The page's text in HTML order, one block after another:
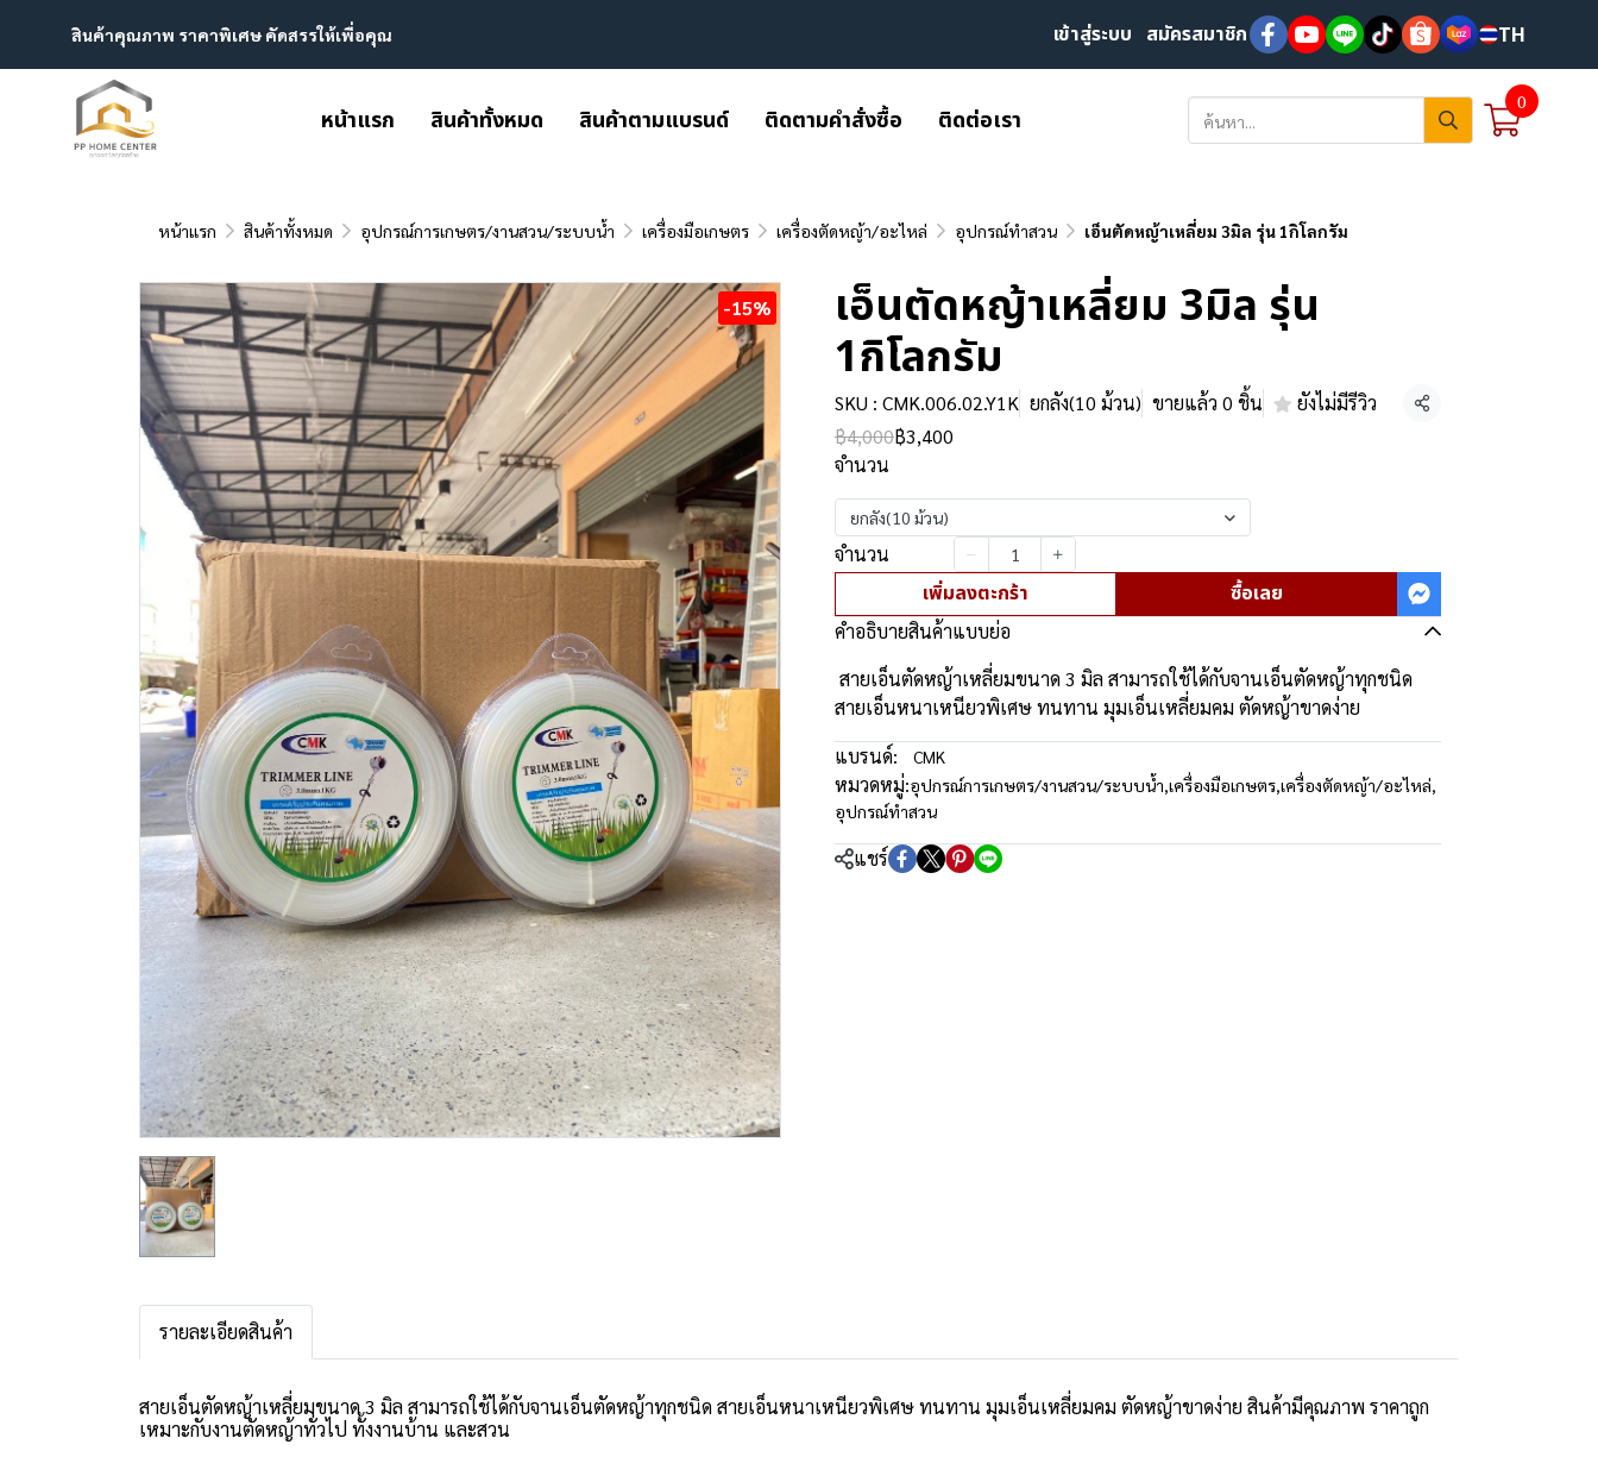
สินค้าคุณภาพ ราคาพิเศษ คัดสรรให้เพื่อคุณ เข้าสู่ระบบ สมัครสมาชิก TH
หน้าแรก สินค้าทั้งหมด สินค้าตามแบรนด์ ติดตามคำสั่งซื้อ ติดต่อเรา
0
หน้าแรก สินค้าทั้งหมด อุปกรณ์การเกษตร/งานสวน/ระบบน้ำ เครื่องมือเกษตร เครื่องตัดหญ้า/อะไหล่ อุปกรณ์ทำสวน เอ็นตัดหญ้าเหลี่ยม 3มิล รุ่น 1กิโลกรัม
-15% เอ็นตัดหญ้าเหลี่ยม 3มิล รุ่น
1กิโลกรัม
SKU : CMK.006.02.Y1K ยกลัง(10 ม้วน) ขายแล้ว 0 ชิ้น ยังไม่มีรีวิว แชร์
฿4,000฿3,400
จำนวน
ยกลัง(10 ม้วน)
จำนวน
เพิ่มลงตะกร้า ซื้อเลย
คำอธิบายสินค้าแบบย่อ
สายเอ็นตัดหญ้าเหลี่ยมขนาด 3 มิล สามารถใช้ได้กับจานเอ็นตัดหญ้าทุกชนิด
สายเอ็นหนาเหนียวพิเศษ ทนทาน มุมเอ็นเหลี่ยมคม ตัดหญ้าขาดง่าย
แบรนด์:
CMK
หมวดหมู่:อุปกรณ์การเกษตร/งานสวน/ระบบน้ำ,เครื่องมือเกษตร,เครื่องตัดหญ้า/อะไหล่,
อุปกรณ์ทำสวน
แชร์
รายละเอียดสินค้า
สายเอ็นตัดหญ้าเหลี่ยมขนาด 3 มิล สามารถใช้ได้กับจานเอ็นตัดหญ้าทุกชนิด สายเอ็นหนาเหนียวพิเศษ ทนทาน มุมเอ็นเหลี่ยมคม ตัดหญ้าขาดง่าย สินค้ามีคุณภาพ ราคาถูก
เหมาะกับงานตัดหญ้าทั่วไป ทั้งงานบ้าน และสวน